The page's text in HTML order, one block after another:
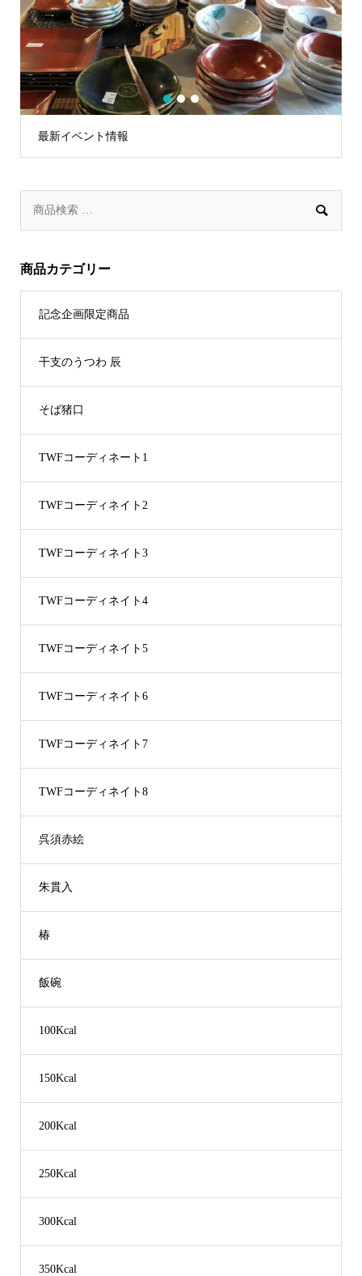
最新イベント情報
1 2 3

商品カテゴリー
記念企画限定商品
干支のうつわ 辰
そば猪口
TWFコーディネート1
TWFコーディネイト2
TWFコーディネイト3
TWFコーディネイト4
TWFコーディネイト5
TWFコーディネイト6
TWFコーディネイト7
TWFコーディネイト8
呉須赤絵
朱貫入
椿
飯碗
100Kcal
150Kcal
200Kcal
250Kcal
300Kcal
350Kcal